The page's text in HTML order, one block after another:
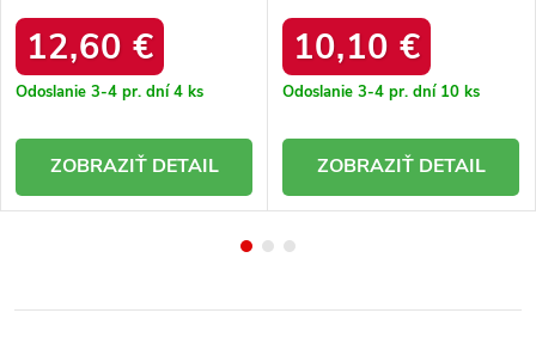
12,60 €
Odoslanie 3-4 pr. dní4 ks
DETAIL
10,10 €
Odoslanie 3-4 pr. dní 10 ks
DETAIL